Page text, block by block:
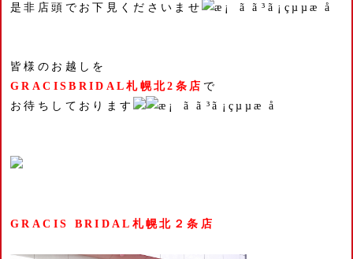
是非店頭でお下見くださいませ
皆様のお越しを
GRACISBRIDAL札幌北2条店 で
お待ちしております
GRACIS BRIDAL札幌北２条店